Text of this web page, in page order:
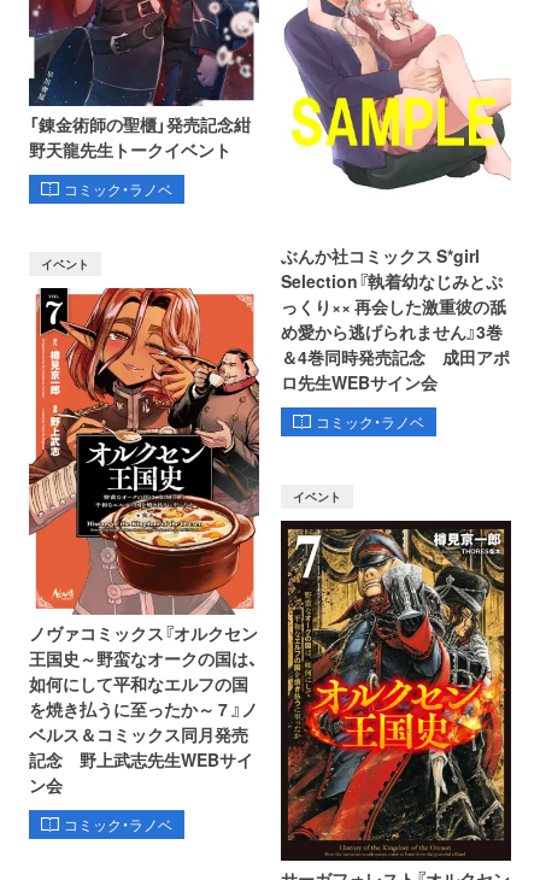
「錬金術師の聖櫃」発売記念紺
野天龍先生トークイベント
コミック・ラノベ
ぶんか社コミックス S*girl
Selection『執着幼なじみとぷ
っくり×× 再会した激重彼の舐
め愛から逃げられません』3巻
＆4巻同時発売記念 成田アポ
ロ先生WEBサイン会
コミック・ラノベ
イベント
ノヴァコミックス『オルクセン
王国史～野蛮なオークの国は、
如何にして平和なエルフの国
を焼き払うに至ったか～ 7 』ノ
ベルス＆コミックス同月発売
記念 野上武志先生WEBサイ
ン会
コミック・ラノベ
イベント